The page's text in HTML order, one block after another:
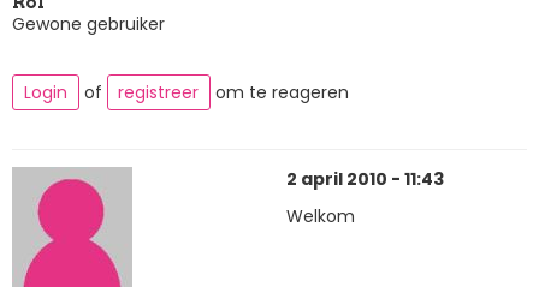
Gewone gebruiker
Login of registreer om te reageren
2 april 2010 - 11:43
Welkom